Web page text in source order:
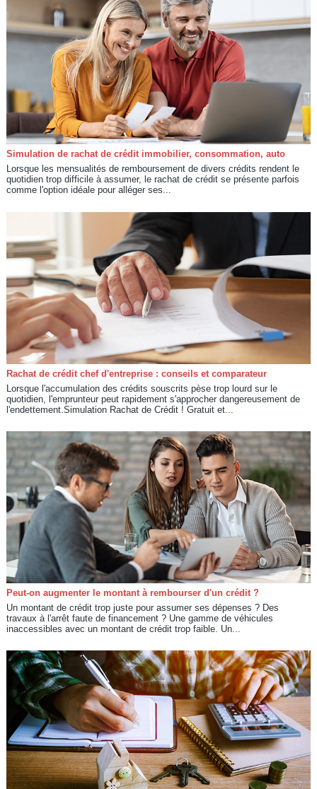
Simulation de rachat de crédit immobilier, consommation, auto
Lorsque les mensualités de remboursement de divers crédits rendent le
quotidien trop difficile à assumer, le rachat de crédit se présente parfois
comme l'option idéale pour alléger ses...
Rachat de crédit chef d'entreprise : conseils et comparateur
Lorsque l'accumulation des crédits souscrits pèse trop lourd sur le
quotidien, l'emprunteur peut rapidement s'approcher dangereusement de
l'endettement.Simulation Rachat de Crédit ! Gratuit et...
Peut-on augmenter le montant à rembourser d'un crédit ?
Un montant de crédit trop juste pour assumer ses dépenses ? Des
travaux à l'arrêt faute de financement ? Une gamme de véhicules
inaccessibles avec un montant de crédit trop faible. Un...